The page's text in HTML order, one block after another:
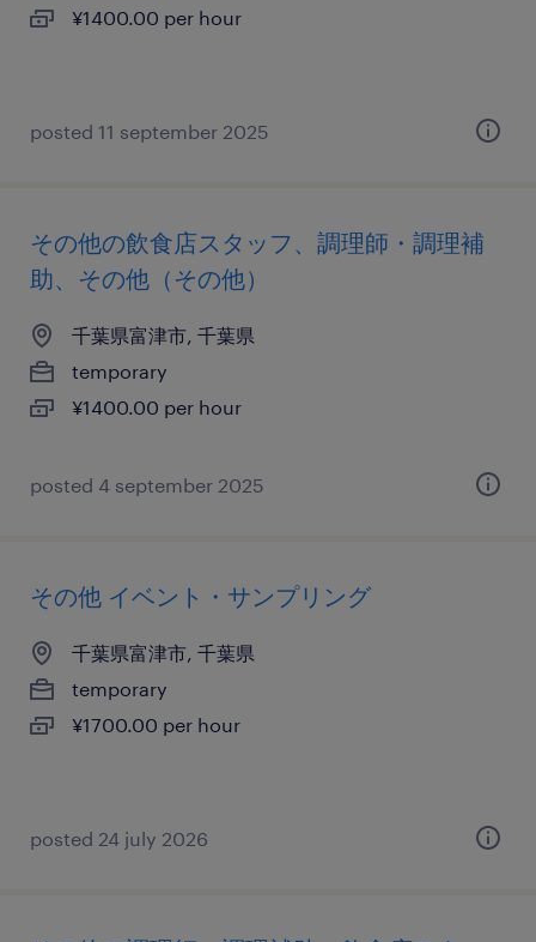
¥1400.00 per hour
posted 11 september 2025
その他の飲食店スタッフ、調理師・調理補
助、その他（その他）
千葉県富津市, 千葉県
temporary
¥1400.00 per hour
posted 4 september 2025
その他 イベント・サンプリング
千葉県富津市, 千葉県
temporary
¥1700.00 per hour
posted 24 july 2026